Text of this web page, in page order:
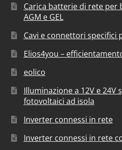
Carica batterie di rete per
AGM e GEL
Cavi e connettori
Elios4you –
eolico
Illuminazione a 12V e 24V
fotovoltaici ad isola
Inverter connessi in rete
Inverter connessi in rete